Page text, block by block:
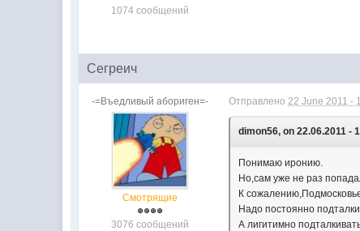
1074 сообщений
Сегреич
-=Въедливый абориген=-
Смотрящие
3076 сообщений
Отправлено22 June 2011 -
dimon56, on 22.06.2011 -
Понимаю иронию.
Но,сам уже не раз
К
Надо постоянно
А лигитимно